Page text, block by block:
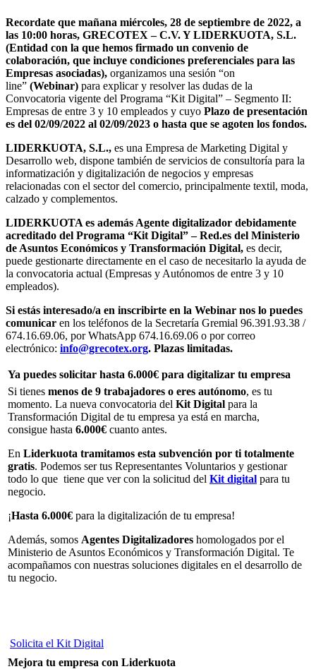
Recordate que mañana miércoles, 28 de septiembre de 2022, a
las 10:00 horas, GRECOTEX – C.V. Y LIDERKUOTA, S.L.
(Entidad con la que hemos firmado un convenio de
colaboración, que incluye condiciones preferenciales para las
Empresas asociadas), organizamos una sesión “on
line” (Webinar) para explicar y resolver las dudas de la
Convocatoria vigente del Programa “Kit Digital” – Segmento II:
Empresas de entre 3 y 10 empleados y cuyo Plazo de presentación
es del 02/09/2022 al 02/09/2023 o hasta que se agoten los fondos.
LIDERKUOTA, S.L., es una Empresa de Marketing Digital y
Desarrollo web, dispone también de servicios de consultoría para la
informatización y digitalización de negocios y empresas
relacionadas con el sector del comercio, principalmente textil, moda,
calzado y complementos.
LIDERKUOTA es además Agente digitalizador debidamente
acreditado del Programa “Kit Digital” – Red.es del Ministerio
de Asuntos Económicos y Transformación Digital, es decir,
puede gestionarte directamente en el caso de necesitarlo la ayuda de
la convocatoria actual (Empresas y Autónomos de entre 3 y 10
empleados).
Si estás interesado/a en inscribirte en la Webinar nos lo puedes
comunicar en los teléfonos de la Secretaría Gremial 96.391.93.38 /
674.16.69.06, por WhatsApp 674.16.69.06 o por correo
electrónico: info@grecotex.org. Plazas limitadas.
Ya puedes solicitar hasta 6.000€ para digitalizar tu empresa
Si tienes menos de 9 trabajadores o eres autónomo, es tu
momento. La nueva convocatoria del Kit Digital para la
Transformación Digital de tu empresa ya está en marcha,
consigue hasta 6.000€ cuanto antes.
En Liderkuota tramitamos esta subvención por ti totalmente
gratis. Podemos ser tus Representantes Voluntarios y gestionar
todo lo que tiene que ver con la solicitud del Kit digital para tu
negocio.
¡Hasta 6.000€ para la digitalización de tu empresa!
Además, somos Agentes Digitalizadores homologados por el
Ministerio de Asuntos Económicos y Transformación Digital. Te
acompañamos con nuestras soluciones digitales en el desarrollo de
tu negocio.
Solicita el Kit Digital
Mejora tu empresa con Liderkuota